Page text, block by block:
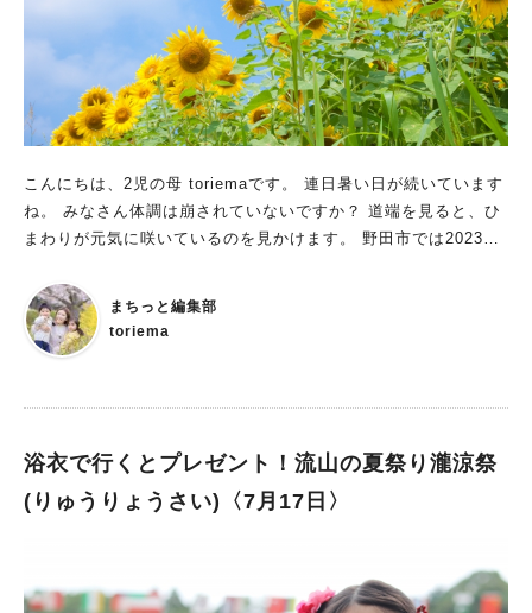
イベント参加にご興味ある方はぜひ詳細を見てみてください！ ■
9月以降開催予定（出店者募集中！） ・9月10日（日）、17日
（日） ・10月9日（月・祝）、29日（日） ・11月19日（日）、
26日（日） ★9月以降は、キッチンカーも募集中！（1回の開催
につき5台まで） 現在のキッチンカーの募集は、 ・9月17日 の
29日 残り3台 の3日程で行っているとのこと。 11月分は近日募
集開始するそうです！ ■出店申込み方法 下記から出店詳細をご
確認の上、応募フォームからお申込みください。 ‍https://bontes
売 1ブースにつき2,500円（★毎月両日出店の場合は割引あ
り） ・キッチンカー 1台につき5,000円 ■出店可能品目 ・ハン
ドメイド ・民芸品などの輸入販売 ・ネイル、セラピー、マッサ
テント出店飲食・野菜（保健所確認必須） ※詳細は応募フォー
ント可（重り必須） ・キッチンカー 2ｍ×6ｍ（2ｍ幅のはみだ
し禁止） ■お問合せ先 Instagram：＠marche_eireneDMよ
eirene)がシェアした投稿
こんにちは、2児の母 toriemaです。 連日暑い日が続いています
ね。 みなさん体調は崩されていないですか？ 道端を見ると、ひ
まわりが元気に咲いているのを見かけます。 野田市では2023年
う。 とても気になるイベントだったので、みなさんにも情報を
シェアしたいと思います。
まちっと編集部
toriema
浴衣で行くとプレゼント！流山の夏祭り瀧涼祭
(りゅうりょうさい)〈7月17日〉